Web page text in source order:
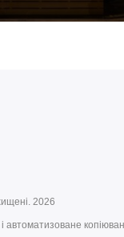
2026
автоматизоване